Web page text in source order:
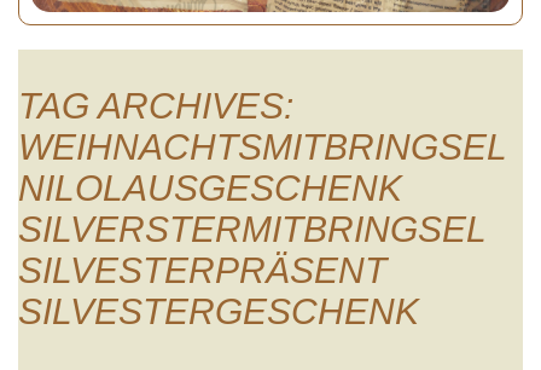
TAG ARCHIVES:
WEIHNACHTSMITBRINGSEL
NILOLAUSGESCHENK
SILVERSTERMITBRINGSEL
SILVESTERPRÄSENT
SILVESTERGESCHENK